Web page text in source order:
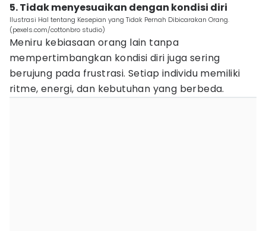
5. Tidak menyesuaikan dengan kondisi diri
Ilustrasi Hal tentang Kesepian yang Tidak Pernah Dibicarakan Orang.
(pexels.com/cottonbro studio)
Meniru kebiasaan orang lain tanpa
mempertimbangkan kondisi diri juga sering
berujung pada frustrasi. Setiap individu memiliki
ritme, energi, dan kebutuhan yang berbeda.